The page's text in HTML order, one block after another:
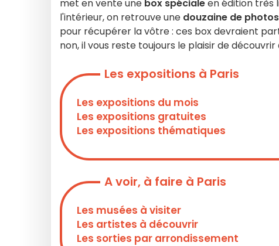
met en vente une box spécialeen édition très
l'intérieur, on retrouve une douzaine de photos
pour récupérer la vôtre : ces box devraient
non, il vous reste toujours le plaisir de
Les expositions à Paris
Les expositions du mois
Les expositions gratuites
Les expositions thématiques
A voir, à faire à Paris
Les musées à visiter
Les artistes à découvrir
Les sorties par arrondissement